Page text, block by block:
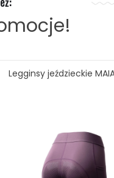
Legginsy jeździeckie